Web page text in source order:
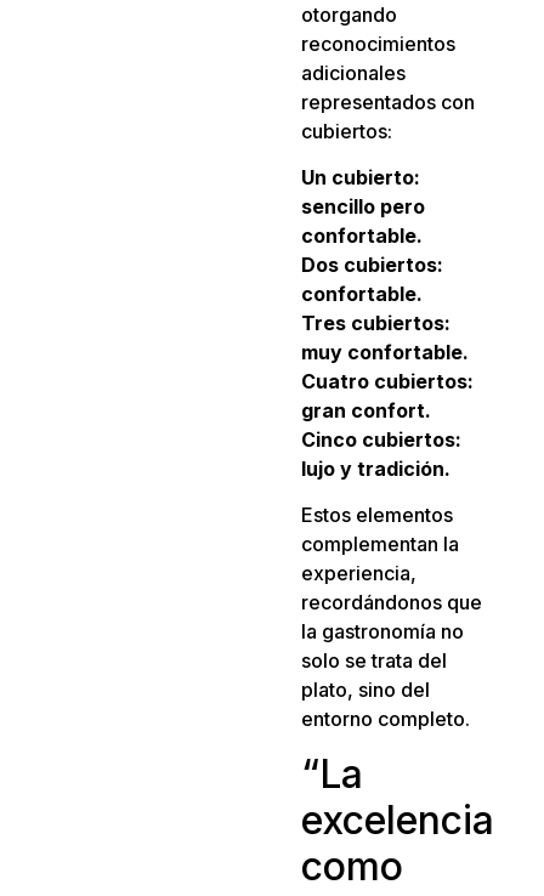
otorgando
reconocimientos
adicionales
representados con
cubiertos:
Un cubierto:
sencillo pero
confortable.
Dos cubiertos:
confortable.
Tres cubiertos:
muy confortable.
Cuatro cubiertos:
gran confort.
Cinco cubiertos:
lujo y tradición.
Estos elementos
complementan la
experiencia,
recordándonos que
la gastronomía no
solo se trata del
plato, sino del
entorno completo.
“La
excelencia
como